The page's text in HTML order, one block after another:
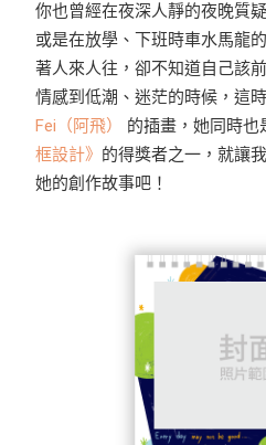
你也曾經在夜深人靜的夜晚質
或是在放學、下班時車水馬龍
著人來人往，卻不知道自己該
情感到低潮、迷茫的時候，這
Fei（阿飛）
的插畫，她同時也
框設計》 的得獎者之一，就讓
她的創作故事吧！